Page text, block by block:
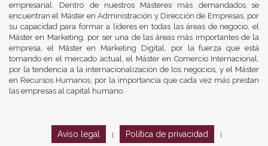
empresarial. Dentro de nuestros Másteres más demandados se
encuentran el Máster en Administración y Dirección de Empresas, por
su capacidad para formar a líderes en todas las áreas de negocio, el
Máster en Marketing, por ser una de las áreas más importantes de la
empresa, el Máster en Marketing Digital, por la fuerza que está
tomando en el mercado actual, el Máster en Comercio Internacional,
por la tendencia a la internacionalización de los negocios, y el Máster
en Recursos Humanos, por la importancia que cada vez más prestan
las empresas al capital humano.
Aviso legal Política de privacidad